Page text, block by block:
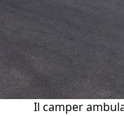
Il camper